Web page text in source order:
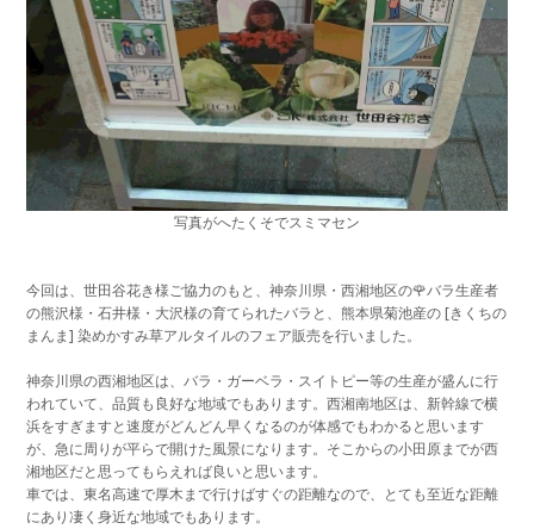
写真がへたくそでスミマセン
今回は、世田谷花き様ご協力のもと、神奈川県・西湘地区の🌹バラ生産者
の熊沢様・石井様・大沢様の育てられたバラと、熊本県菊池産の [きくちの
まんま] 染めかすみ草アルタイルのフェア販売を行いました。
神奈川県の西湘地区は、バラ・ガーベラ・スイトピー等の生産が盛んに行
われていて、品質も良好な地域でもあります。西湘南地区は、新幹線で横
浜をすぎますと速度がどんどん早くなるのが体感でもわかると思います
が、急に周りが平らで開けた風景になります。そこからの小田原までが西
湘地区だと思ってもらえれば良いと思います。
車では、東名高速で厚木まで行けばすぐの距離なので、とても至近な距離
にあり凄く身近な地域でもあります。